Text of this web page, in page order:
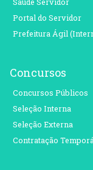
Portal do Servidor
Prefeitura Ágil
Concursos
Concursos Públicos
Seleção Interna
Seleção Externa
Contratação